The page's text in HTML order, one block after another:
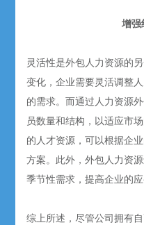
增强
灵活性是外包人力资源的
变化，企业需要灵活调整
的需求。而通过人力资源
员数量和结构，以适应市
的人才资源，可以根据企
方案。此外，外包人力资
季节性需求，提高企业的应
综上所述，尽管公司拥有